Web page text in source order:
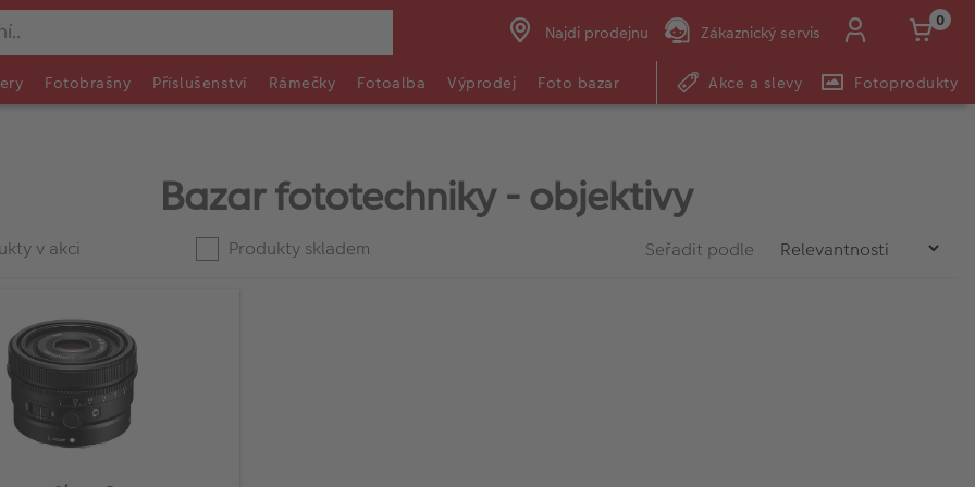
Najdi prodejnu Zákaznický servis
0
Fotobrašny Příslušenství Rámečky Fotoalba Výprodej Foto bazar Akce a slevy Fotoprodukty
Bazar fototechniky - objektivy
v akci
Produkty skladem Seřadit podle